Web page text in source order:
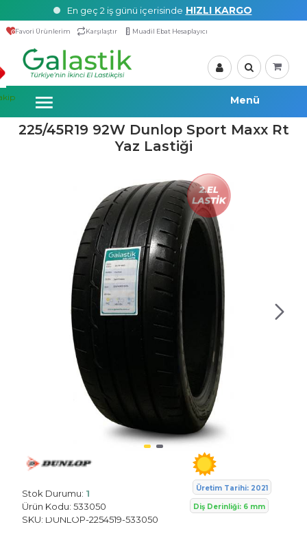
En geç 2 iş günü içerisinde HIZLI KARGO
Favori Ürünlerim Karşılaştır Muadil Ebat Hesaplayıcı
225/45R19 92W Dunlop Sport Maxx Rt
Yaz Lastiği
Stok Durumu: 1
Ürün Kodu: 533050
SKU: DUNLOP-2254519-533050
Dunlop
Üretim Tarihi: 2021
Diş Derinliği: 6 mm